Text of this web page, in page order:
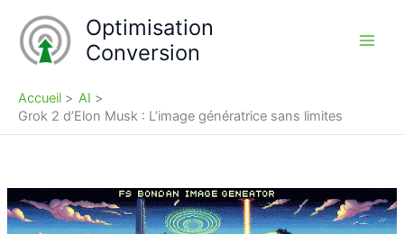
contenu
Optimisation
Conversion
Accueil
AI
Grok 2 d’Elon Musk : L’image génératrice sans limites